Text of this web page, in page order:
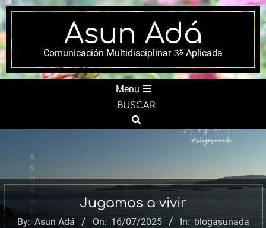
Skip
to
content
Asun Adá
Comunicación Multidisciplinar ૐ Aplicada
Menu
BUSCAR
Search
Jugamos a vivir
By: Asun Adá On: 16/07/2025 In: blogasunada